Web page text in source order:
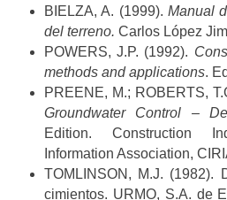
BIELZA, A. (1999). Manual
del terreno. Carlos López
POWERS, J.P. (1992).
methods and applications.
PREENE, M.; ROBERTS,
Groundwater Control –
Edition. Construction
Information Association,
TOMLINSON, M.J. (1982).
cimientos. URMO, S.A. de